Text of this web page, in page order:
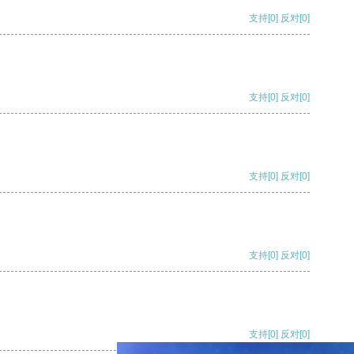
支持[0] 反对[0]
支持[0] 反对[0]
支持[0] 反对[0]
支持[0] 反对[0]
支持[0] 反对[0]